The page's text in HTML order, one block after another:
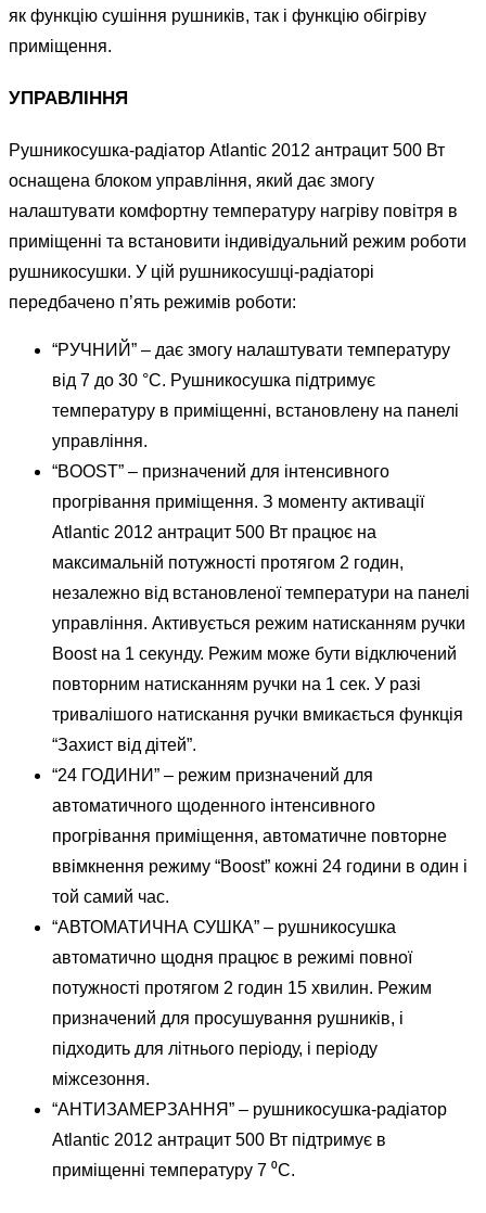
як функцію сушіння рушників, так і функцію обігріву
приміщення.
УПРАВЛІННЯ
Рушникосушка-радіатор Atlantic 2012 антрацит 500 Вт
оснащена блоком управління, який дає змогу
налаштувати комфортну температуру нагріву повітря в
приміщенні та встановити індивідуальний режим роботи
рушникосушки. У цій рушникосушці-радіаторі
передбачено п’ять режимів роботи:
“РУЧНИЙ” – дає змогу налаштувати температуру
від 7 до 30 °С. Рушникосушка підтримує
температуру в приміщенні, встановлену на панелі
управління.
“BOOST” – призначений для інтенсивного
прогрівання приміщення. З моменту активації
Atlantic 2012 антрацит 500 Вт працює на
максимальній потужності протягом 2 годин,
незалежно від встановленої температури на панелі
управління. Активується режим натисканням ручки
Boost на 1 секунду. Режим може бути відключений
повторним натисканням ручки на 1 сек. У разі
тривалішого натискання ручки вмикається функція
“Захист від дітей”.
“24 ГОДИНИ” – режим призначений для
автоматичного щоденного інтенсивного
прогрівання приміщення, автоматичне повторне
ввімкнення режиму “Boost” кожні 24 години в один і
той самий час.
“АВТОМАТИЧНА СУШКА” – рушникосушка
автоматично щодня працює в режимі повної
потужності протягом 2 годин 15 хвилин. Режим
призначений для просушування рушників, і
підходить для літнього періоду, і періоду
міжсезоння.
“АНТИЗАМЕРЗАННЯ” – рушникосушка-радіатор
Atlantic 2012 антрацит 500 Вт підтримує в
приміщенні температуру 7 ⁰С.